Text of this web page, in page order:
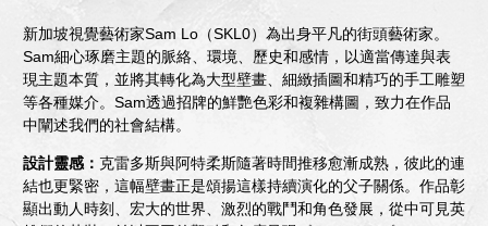
新加坡視覺藝術家Sam Lo（SKL0）為出身平凡的街頭藝術家。
Sam細心琢磨主題的脈絡、環境、歷史和感情，以適當傳達與表
現主題本質，並將其轉化為大型壁畫、細緻插圖和精巧的手工雕塑
等各種媒介。Sam透過招牌的鮮艷色彩和複雜構圖，致力在作品
中闡述我們的社會結構。
設計靈感： 克雷多斯與阿特柔斯隨著時間推移愈漸成熟，彼此的連
結也更緊密，這幅壁畫正是頌揚這樣持續演化的父子關係。作品彰
顯出動人時刻、宏大的世界、激烈的戰鬥和角色發展，從中可見英